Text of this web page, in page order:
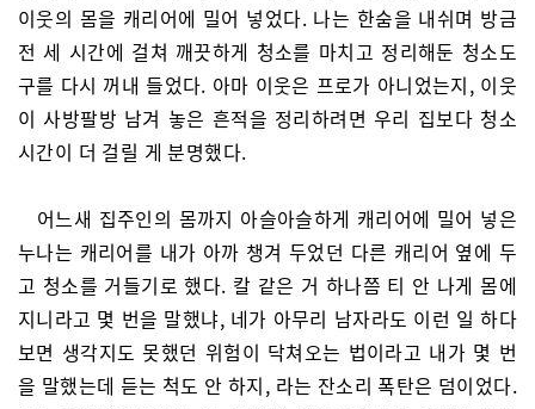
이웃의 몸을 캐리어에 밀어 넣었다. 나는 한숨을 내쉬며 방금
전 세 시간에 걸쳐 깨끗하게 청소를 마치고 정리해둔 청소도
구를 다시 꺼내 들었다. 아마 이웃은 프로가 아니었는지, 이웃
이 사방팔방 남겨 놓은 흔적을 정리하려면 우리 집보다 청소
시간이 더 걸릴 게 분명했다.
어느새 집주인의 몸까지 아슬아슬하게 캐리어에 밀어 넣은
누나는 캐리어를 내가 아까 챙겨 두었던 다른 캐리어 옆에 두
고 청소를 거들기로 했다. 칼 같은 거 하나쯤 티 안 나게 몸에
지니라고 몇 번을 말했냐, 네가 아무리 남자라도 이런 일 하다
보면 생각지도 못했던 위험이 닥쳐오는 법이라고 내가 몇 번
을 말했는데 듣는 척도 안 하지, 라는 잔소리 폭탄은 덤이었다.